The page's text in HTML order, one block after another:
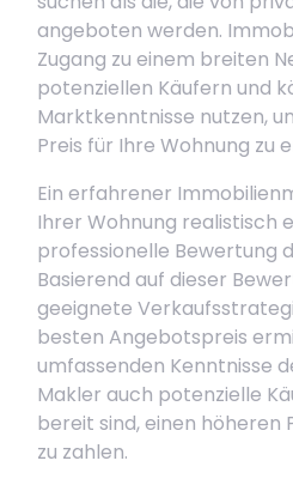
angeboten werden.
Zugang zu einem breiten
potenziellen Käufern und
Marktkenntnisse nutzen,
Preis für Ihre Wohnung zu
Ein erfahrener
Ihrer Wohnung realistisch
professionelle Bewertung
Basierend auf dieser
geeignete
besten Angebotspreis
umfassenden Kenntnisse
Makler auch potenzielle
bereit sind, einen höheren
zu zahlen.